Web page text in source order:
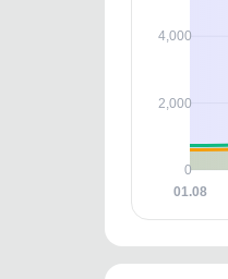
01.08
4,000
2,000
0